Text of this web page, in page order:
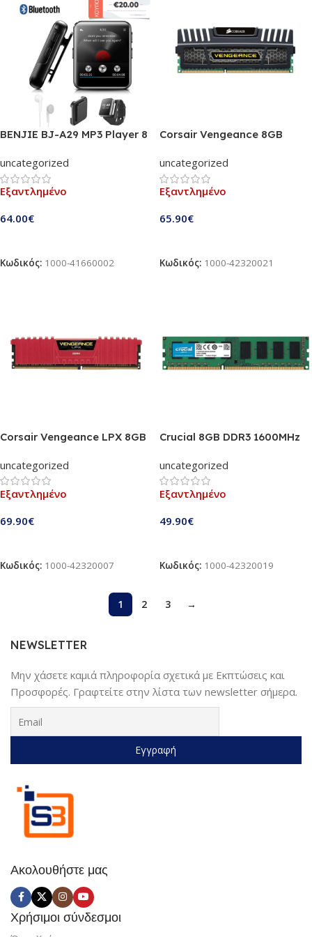
BENJIE BJ-A29 MP3 Player 8
αφής, Bluetooth 4.0,
ραδιόφωνο, λειτουργία
ηχογράφησης, μικρό και
και κλιπ για την ζώνη (K1-8G)
uncategorized
Εξαντλημένο
64.00€
Κωδικός: 1000-41660002
Corsair Vengeance 8GB
(CMZ8GX3M1A1600C9)
uncategorized
Εξαντλημένο
65.90€
Κωδικός: 1000-42320021
Corsair Vengeance LPX 8GB
(CMK8GX4M1A2666C16R)
uncategorized
Εξαντλημένο
69.90€
Κωδικός: 1000-42320007
Crucial 8GB DDR3 1600MHz
uncategorized
Εξαντλημένο
49.90€
Κωδικός: 1000-42320019
1 2 3 →
Ακολουθήστε μας
Χρήσιμοι σύνδεσμοι
NEWSLETTER
Μην χάσετε καμιά πληροφορία σχετικά με Εκπτώσεις και
Προσφορές. Γραφτείτε στην λίστα των newsletter σήμερα.